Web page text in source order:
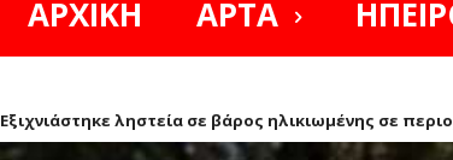
ΑΡΧΙΚΗ ΑΡΤΑ
Εξιχνιάστηκε ληστεία σε βάρος ηλικιωμένης σε